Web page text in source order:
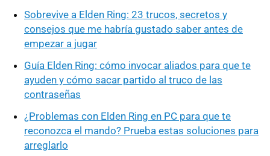
Sobrevive a Elden Ring: 23 trucos, secretos y
consejos que me habría gustado saber antes de
empezar a jugar
Guía Elden Ring: cómo invocar aliados para que te
ayuden y cómo sacar partido al truco de las
contraseñas
¿Problemas con Elden Ring en PC para que te
reconozca el mando? Prueba estas soluciones para
arreglarlo